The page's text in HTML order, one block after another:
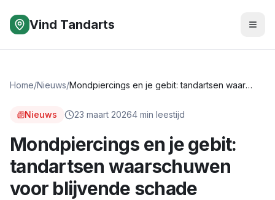
Vind Tandarts
Home/Nieuws/ Mondpiercings en je gebit: tandartsen waarschuwen voor blijvende schade
Nieuws 23 maart 20264 min leestijd
Mondpiercings en je gebit:
tandartsen waarschuwen
voor blijvende schade